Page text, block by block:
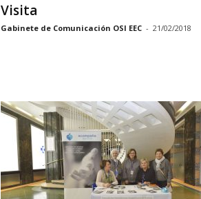
Visita
Gabinete de Comunicación OSI EEC - 21/02/2018